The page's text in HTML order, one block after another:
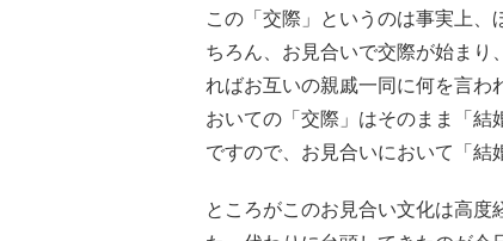
この「交際」というのは事実上
ちろん、お見合いで交際が始ま
ればお互いの親戚一同に何を言わ
おいての「交際」はそのまま「結
ですので、お見合いにおいて「結
ところがこのお見合い文化は高